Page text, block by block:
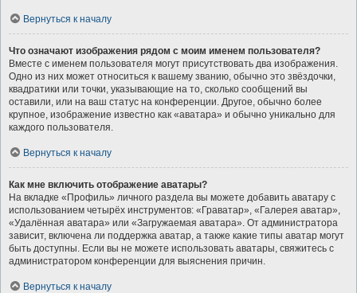
Вернуться к началу
Что означают изображения рядом с моим именем пользователя?
Вместе с именем пользователя могут присутствовать два изображения.
Одно из них может относиться к вашему званию, обычно это звёздочки,
квадратики или точки, указывающие на то, сколько сообщений вы
оставили, или на ваш статус на конференции. Другое, обычно более
крупное, изображение известно как «аватара» и обычно уникально для
каждого пользователя.
Вернуться к началу
Как мне включить отображение аватары?
На вкладке «Профиль» личного раздела вы можете добавить аватару с
использованием четырёх инструментов: «Граватар», «Галерея аватар»,
«Удалённая аватара» или «Загружаемая аватара». От администратора
зависит, включена ли поддержка аватар, а также какие типы аватар могут
быть доступны. Если вы не можете использовать аватары, свяжитесь с
администратором конференции для выяснения причин.
Вернуться к началу